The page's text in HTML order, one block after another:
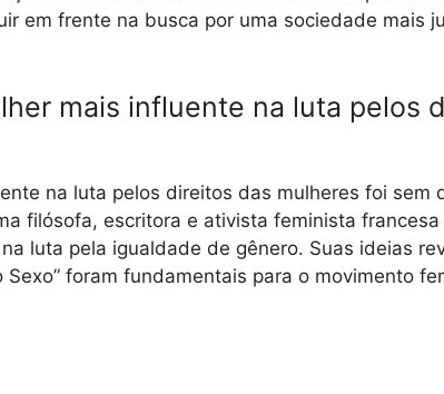
em frente na busca por uma sociedade mais
mais influente na luta pelos
na luta pelos direitos das mulheres foi sem
filósofa, escritora e ativista feminista
luta pela igualdade de gênero. Suas ideias
Sexo” foram fundamentais para o movimento